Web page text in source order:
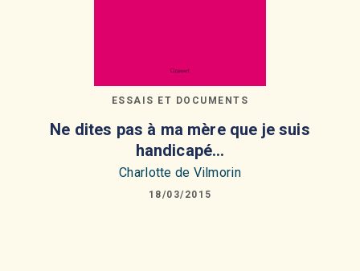
ESSAIS ET DOCUMENTS
Ne dites pas à ma mère que je suis
handicapé…
Charlotte de Vilmorin
18/03/2015